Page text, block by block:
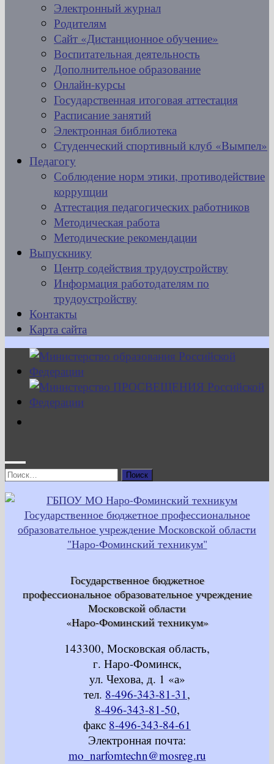
Электронный журнал
Родителям
Сайт «Дистанционное обучение»
Воспитательная деятельность
Дополнительное образование
Онлайн-курсы
Государственная итоговая аттестация
Расписание занятий
Электронная библиотека
Студенческий спортивный клуб «Вымпел»
Педагогу
Соблюдение норм этики, противодействие
коррупции
Аттестация педагогических работников
Методическая работа
Методические рекомендации
Выпускнику
Центр содействия трудоустройству
Информация работодателям по
трудоустройству
Контакты
Карта сайта
Найти:
Государственное бюджетное
профессиональное образовательное учреждение
Московской области
«Наро-Фоминский техникум»
143300, Московская область,
г. Наро-Фоминск,
ул. Чехова, д. 1 «а»
тел. 8-496-343-81-31,
8-496-343-81-50,
факс 8-496-343-84-61
Электронная почта:
mo_narfomtechn@mosreg.ru